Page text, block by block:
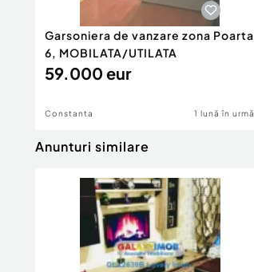
Garsoniera de vanzare zona Poarta
6, MOBILATA/UTILATA
59.000 eur
Constanta 1 lună în urmă
Anunturi similare